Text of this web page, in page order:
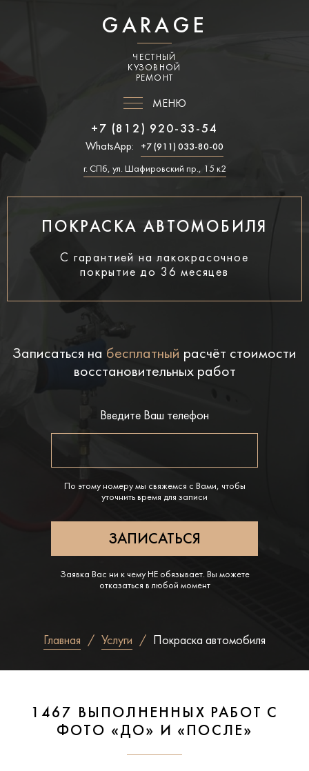
GARAGE
ЧЕСТНЫЙ
КУЗОВНОЙ
РЕМОНТ
МЕНЮ
+7 (812) 920-33-54
WhatsApp: +7 (911) 033-80-00
г. СПб, ул. Шафировский пр., 15 к2
ПОКРАСКА АВТОМОБИЛЯ
С гарантией на лакокрасочное
покрытие до 36 месяцев
Записаться на бесплатный расчёт стоимости
восстановительных работ
Введите Ваш телефон
По этому номеру мы свяжемся с Вами, чтобы
уточнить время для записи
Заявка Вас ни к чему НЕ обязывает. Вы можете
отказаться в любой момент
Главная Услуги Покраска автомобиля
1467 ВЫПОЛНЕННЫХ РАБОТ С
ФОТО «ДО» И «ПОСЛЕ»